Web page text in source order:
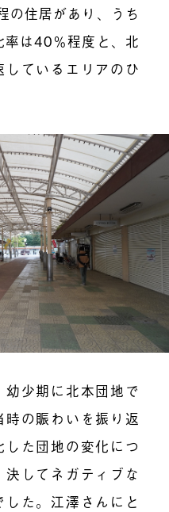
の住居があり、うち
は40％程度と、北
ているエリアのひ
少期に北本団地で
の賑わいを振り返
た団地の変化につ
してネガティブな
た。江澤さんにと